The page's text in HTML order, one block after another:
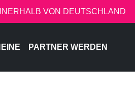
VON DEUTSCHLAND
PARTNER WERDEN